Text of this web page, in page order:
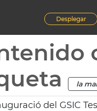
Desplegar
la
del GSIC